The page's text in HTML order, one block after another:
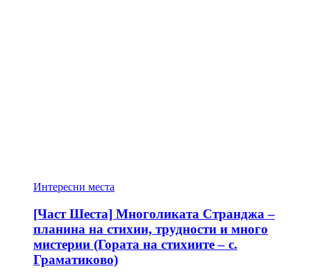
Интересни места
[Част Шеста] Многоликата Странджа –
планина на стихии, трудности и много
мистерии (Гората на стихиите – с.
Граматиково)